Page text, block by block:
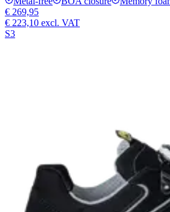
€ 269,95
€ 223,10 excl. VAT
S3